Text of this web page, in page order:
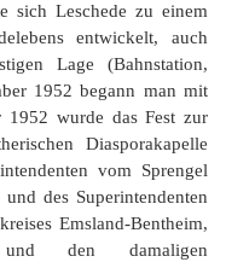
sich Leschede zu einem
entwickelt, auch
Lage (Bahnstation,
1952 begann man mit
wurde das Fest zur
Diasporakapelle
vom Sprengel
des Superintendenten
Emsland-Bentheim,
den damaligen